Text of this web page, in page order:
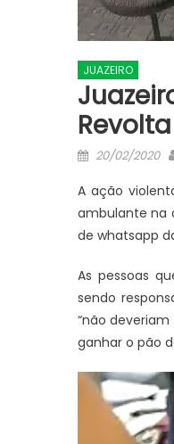
JUAZEIRO
Posted
20/02/2020
A ação
ambulante na
de whatsapp
As pessoas
sendo
“não
ganhar o pão
Tocador